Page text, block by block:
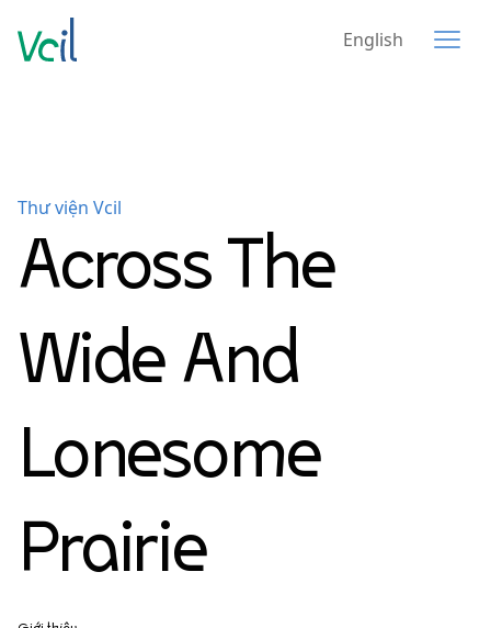
English
Thư viện Vcil
Across The
Wide And
Lonesome
Prairie